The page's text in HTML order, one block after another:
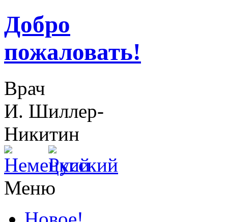
Добро
пожаловать!
Врач
И. Шиллер-
Никитин
Меню